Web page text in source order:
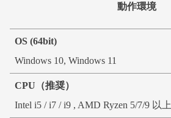
動作環境
OS (64bit)
Windows 10, Windows 11
CPU（推奨）
Intel i5 / i7 / i9 , AMD Ryzen 5/7/9 以上